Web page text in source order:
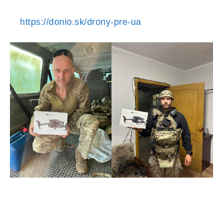
https://donio.sk/drony-pre-ua